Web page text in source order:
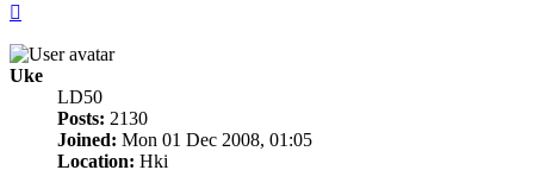
Uke
LD50
Posts: 2130
Joined: Mon 01 Dec 2008, 01:05
Location: Hki